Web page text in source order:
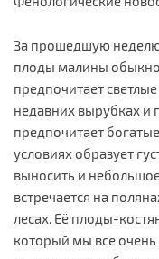
За прошедшую неделю
плоды малины
предпочитает
недавних вырубках и
предпочитает
условиях образует
выносить и
встречается на
лесах. Её плоды-
который мы все